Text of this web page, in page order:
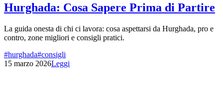
Hurghada: Cosa Sapere Prima di Partire
La guida onesta di chi ci lavora: cosa aspettarsi da Hurghada, pro e
contro, zone migliori e consigli pratici.
#hurghada#consigli
15 marzo 2026Leggi